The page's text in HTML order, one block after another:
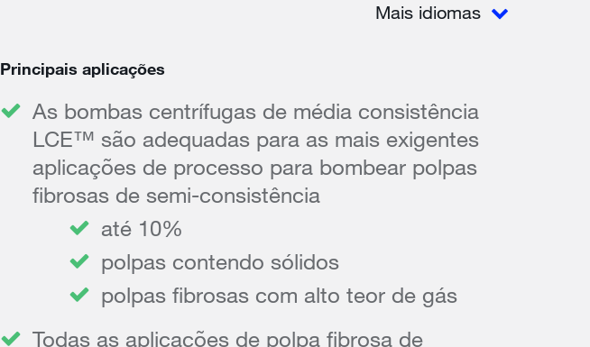
Mais idiomas
Principais aplicações
As bombas centrífugas de média consistência
LCE™ são adequadas para as mais exigentes
aplicações de processo para bombear polpas
fibrosas de semi-consistência
até 10%
polpas contendo sólidos
polpas fibrosas com alto teor de gás
Todas as aplicações de polpa fibrosa de